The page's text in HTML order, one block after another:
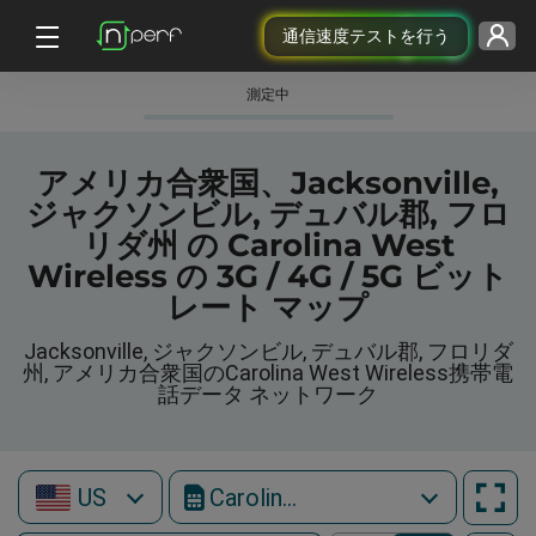
通信速度テストを行う
測定中
アメリカ合衆国、Jacksonville,
ジャクソンビル, デュバル郡, フロ
リダ州 の Carolina West
Wireless の 3G / 4G / 5G ビット
レート マップ
Jacksonville, ジャクソンビル, デュバル郡, フロリダ
州, アメリカ合衆国のCarolina West Wireless携帯電
話データ ネットワーク
US Carolina West Wireless